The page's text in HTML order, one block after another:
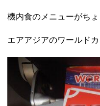
機内食のメニューがちょ
エアアジアのワールド